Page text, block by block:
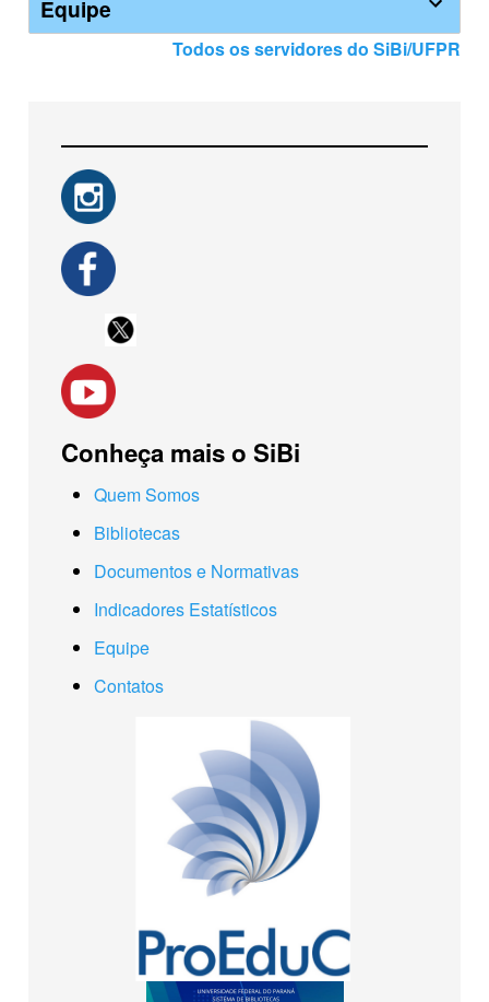
Equipe
Todos os servidores do SiBi/UFPR
Conheça mais o SiBi
Quem Somos
Bibliotecas
Documentos e Normativas
Indicadores Estatísticos
Equipe
Contatos